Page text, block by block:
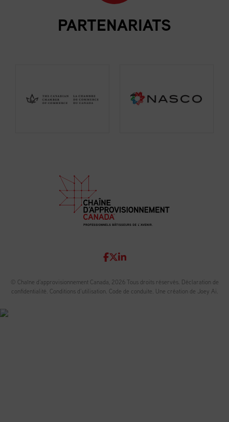
PARTENARIATS
© Chaîne d'approvisionnement Canada, 2026 Tous droits réservés. Déclaration de
confidentialité. Conditions d’utilisation. Code de conduite. Une création de Joey Ai.